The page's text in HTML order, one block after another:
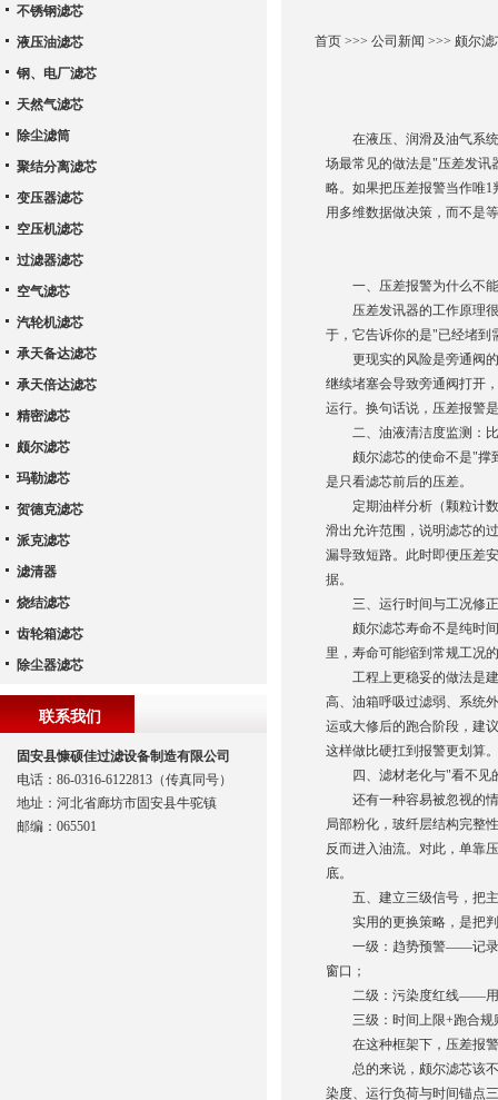
首页>>> 公司新闻 >>> 颇尔
在液压、润滑及油气系统
场最常见的做法是"压差发
略。如果把压差报警当作唯
用多维数据做决策，而不是
一、压差报警为什么不能
压差发讯器的工作原理很
于，它告诉你的是"已经堵到
更现实的风险是旁通阀的
继续堵塞会导致旁通阀打开
运行。换句话说，压差报警
二、油液清洁度监测：比
颇尔滤芯的使命不是"撑到
是只看滤芯前后的压差。
定期油样分析（颗粒计数
滑出允许范围，说明滤芯的
漏导致短路。此时即便压差
据。
三、运行时间与工况修正
颇尔滤芯寿命不是纯时间
里，寿命可能缩到常规工况
工程上更稳妥的做法是建
高、油箱呼吸过滤弱、系统
运或大修后的跑合阶段，建
这样做比硬扛到报警更划算。
四、滤材老化与"看不见
还有一种容易被忽视的情
局部粉化，玻纤层结构完整
反而进入油流。对此，单靠
底。
五、建立三级信号，把主
实用的更换策略，是把判
一级：趋势预警——记录每
窗口；
二级：污染度红线——用颗
三级：时间上限+跑合规
在这种框架下，压差报警
总的来说，颇尔滤芯该不
染度、运行负荷与时间锚点
不锈钢滤芯
液压油滤芯
钢、电厂滤芯
天然气滤芯
除尘滤筒
聚结分离滤芯
变压器滤芯
空压机滤芯
过滤器滤芯
空气滤芯
汽轮机滤芯
承天备达滤芯
承天倍达滤芯
精密滤芯
颇尔滤芯
玛勒滤芯
贺德克滤芯
派克滤芯
滤清器
烧结滤芯
齿轮箱滤芯
除尘器滤芯
联系我们
固安县慷硕佳过滤设备制造有限公司
电话：86-0316-6122813（传真同号）
地址：河北省廊坊市固安县牛驼镇
邮编：065501